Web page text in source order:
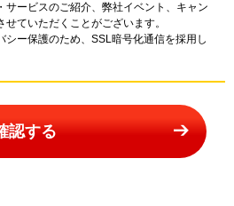
サービスのご紹介、弊社イベント、キャン
ていただくことがございます。
シー保護のため、SSL暗号化通信を採用し